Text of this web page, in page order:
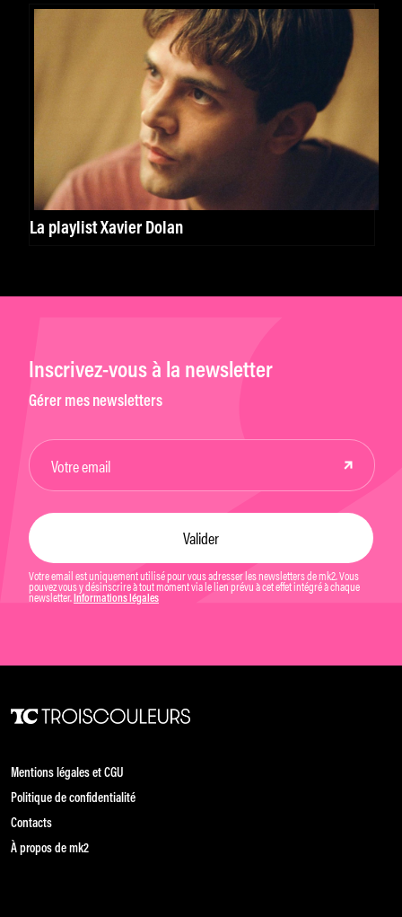
La playlist Xavier Dolan
Inscrivez-vous à la newsletter
Gérer mes newsletters
Votre email est uniquement utilisé pour vous adresser les newsletters de mk2. Vous
pouvez vous y désinscrire à tout moment via le lien prévu à cet effet intégré à chaque
newsletter. Informations légales
Mentions légales et CGU
Politique de confidentialité
Contacts
À propos de mk2